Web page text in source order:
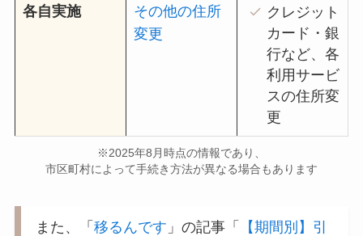
各自実施
その他の住所
変更
クレジット
カード・銀
行など、各
利用サービ
スの住所変
更
※2025年8月時点の情報であり、
市区町村によって手続き方法が異なる場合もあります
また、「 移るんです 」の記事「
【期間別】引